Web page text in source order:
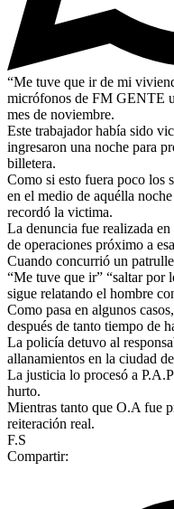
“Me tuve que ir de mi
micrófonos de FM GENTE
mes de noviembre.
Este trabajador había sido
ingresaron una noche para
billetera.
Como si esto fuera poco los
en el medio de aquélla
recordó la victima.
La denuncia fue realizada
de operaciones próximo a
Cuando concurrió un
“Me tuve que ir” “saltar por
sigue relatando el hombre
Como pasa en algunos
después de tanto tiempo de
La policía detuvo al
allanamientos en la ciudad
La justicia lo procesó a
hurto.
Mientras tanto que O.A fue
reiteración real.
F.S
Compartir: